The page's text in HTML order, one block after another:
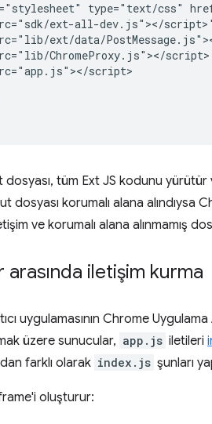
type="text/css"
ext-all-dev.js"></script>'
ext/data/
ChromeProxy.js"></
script>
dosyası, tüm Ext JS kodunu
dosyası korumalı alana
ve korumalı alana alınmamış
arasında iletişim kurma
uygulamasının Chrome
üzere sunucular, app.js iletileri
farklı olarak index.js şunları
oluşturur: